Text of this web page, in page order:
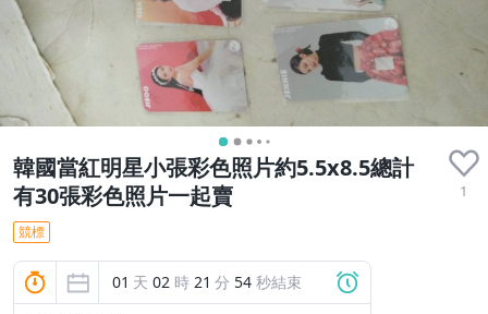
韓國當紅明星小張彩色照片約5.5x8.5總計
有30張彩色照片一起賣
1
競標
01 天 02 時 21 分 53 秒結束